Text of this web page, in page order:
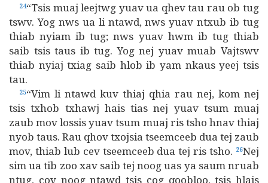
24“Tsis muaj leejtwg yuav ua qhev tau rau ob tug
tswv. Yog nws ua li ntawd, nws yuav ntxub ib tug
thiab nyiam ib tug; nws yuav hwm ib tug thiab
saib tsis taus ib tug. Yog nej yuav muab Vajtswv
thiab nyiaj txiag saib hlob ib yam nkaus yeej tsis
tau.
25“Vim li ntawd kuv thiaj qhia rau nej, kom nej
tsis txhob txhawj hais tias nej yuav tsum muaj
zaub mov lossis yuav tsum muaj ris tsho hnav thiaj
nyob taus. Rau qhov txojsia tseemceeb dua tej zaub
mov, thiab lub cev tseemceeb dua tej ris tsho. 26Nej
sim ua tib zoo xav saib tej noog uas ya saum nruab
ntug, cov noog ntawd tsis cog qoobloo, tsis hlais